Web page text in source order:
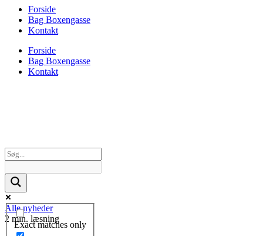
Forside
Bag Boxengasse
Kontakt
Forside
Bag Boxengasse
Kontakt
Exact matches only
Alle nyheder
2 min. læsning